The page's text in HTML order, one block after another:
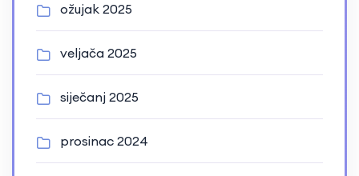
ožujak 2025
veljača 2025
siječanj 2025
prosinac 2024